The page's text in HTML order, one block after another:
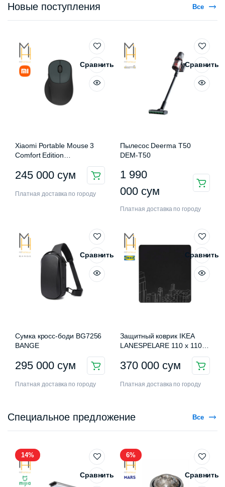
Новые поступления Все
Сравнить
Xiaomi Portable Mouse 3
Comfort Edition
245 000 сум
Платная доставка по городу
Сравнить
Пылесос Deerma T50
DEM-T50
1 990
000 сум
Платная доставка по городу
Сравнить
Сумка кросс-боди BG7256
BANGE
295 000 сум
Платная доставка по городу
Сравнить
Защитный коврик IKEA
LANESPELARE 110 x 110
370 000 сум
Платная доставка по городу
Специальное предложение Все
14%
Сравнить
6%
Сравнить